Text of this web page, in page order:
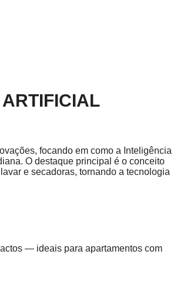
focando em como a Inteligência
O destaque principal é o conceito
e secadoras, tornando a tecnologia
— ideais para apartamentos com